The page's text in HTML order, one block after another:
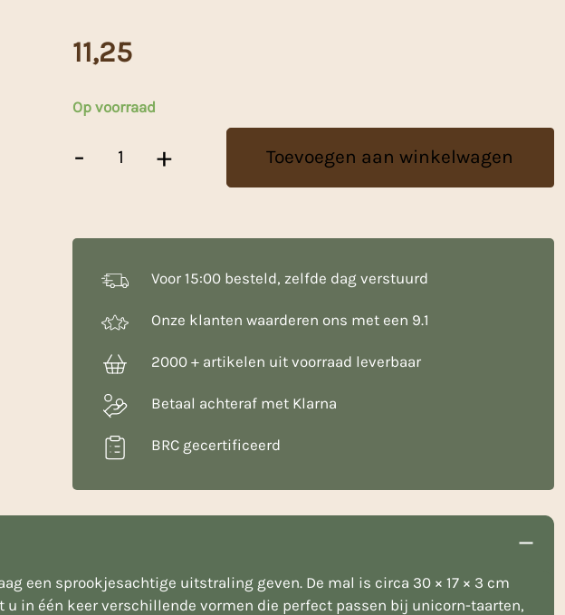
11,25
Op voorraad
-
Magische
+ Toevoegen aan winkelwagen
Voor 15:00 besteld, zelfde dag verstuurd
Onze klanten waarderen ons met een 9.1
2000 + artikelen uit voorraad leverbaar
Betaal achteraf met Klarna
BRC gecertificeerd
een sprookjesachtige uitstraling geven. De mal is circa 30 × 17 × 3 cm
in één keer verschillende vormen die perfect passen bij unicorn-taarten,